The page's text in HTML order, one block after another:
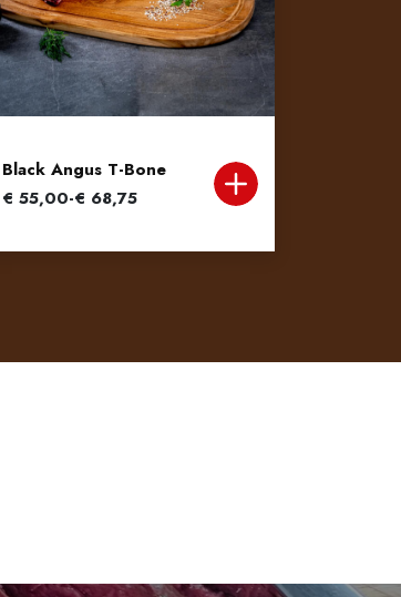
Black Angus T-Bone
€ 55,00-€ 68,75
Prijsklasse:
tot